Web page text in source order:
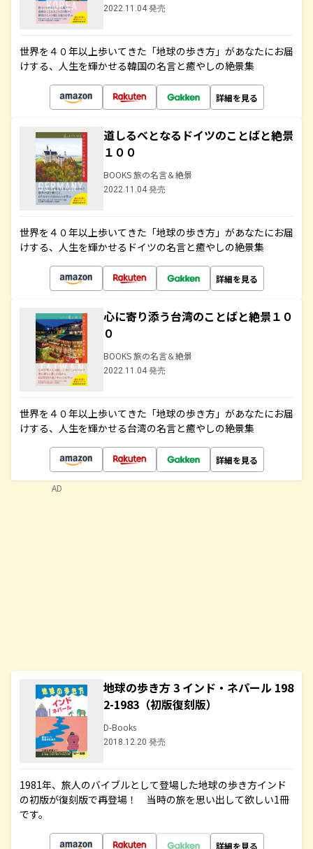
2022.11.04 発売
世界を４０年以上歩いてきた「地球の歩き方」があなたにお届
けする、人生を輝かせる韓国の名言と癒やしの絶景集
詳細を見る
道しるべとなるドイツのことばと絶景
１００
BOOKS 旅の名言＆絶景
2022.11.04 発売
世界を４０年以上歩いてきた「地球の歩き方」があなたにお届
けする、人生を輝かせるドイツの名言と癒やしの絶景集
詳細を見る
心に寄り添う台湾のことばと絶景１０
０
BOOKS 旅の名言＆絶景
2022.11.04 発売
世界を４０年以上歩いてきた「地球の歩き方」があなたにお届
けする、人生を輝かせる台湾の名言と癒やしの絶景集
詳細を見る
地球の歩き方 3 インド・ネパール 198
2-1983（初版復刻版）
D-Books
2018.12.20 発売
1981年、旅人のバイブルとして登場した地球の歩き方インド
の初版が復刻版で再登場！ 当時の旅を思い出して欲しい1冊
です。
詳細を見る
AD